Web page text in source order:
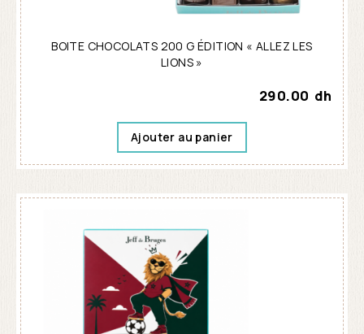
BOITE CHOCOLATS 200 G ÉDITION « ALLEZ LES
LIONS »
290.00 dh
Ajouter au panier